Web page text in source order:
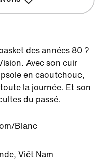
des années 80 ?
Avec son cuir
en caoutchouc,
la journée. Et son
du passé.
Blanc
Viêt Nam